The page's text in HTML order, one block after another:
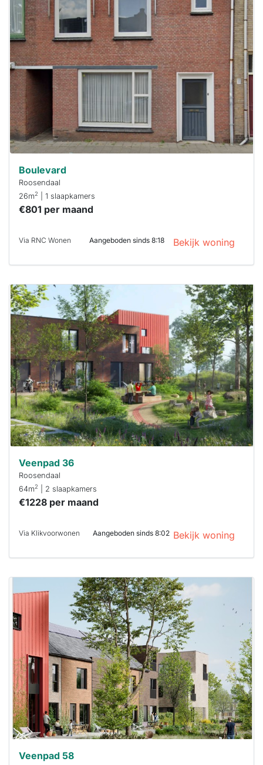
Deze woning
is
waarschijnlijk
al verhuurd
Om kans te
maken moet je
binnen 15
minuten
reageren.
Stekkies helpt
je hierbij!
Boulevard
Roosendaal
26m2 | 1 slaapkamers
€801 per maand
Via RNC Wonen Aangeboden sinds 8:18 Bekijk woning
Deze woning
waarschijnlijk
al verhuurd
Om kans te
maken moet je
binnen 15
minuten
reageren.
Stekkies helpt
je hierbij!
Veenpad 36
Roosendaal
64m2 | 2 slaapkamers
€1228 per maand
Via Klikvoorwonen Aangeboden sinds 8:02 Bekijk woning
Deze woning
waarschijnlijk
al verhuurd
Om kans te
maken moet je
binnen 15
minuten
reageren.
Stekkies helpt
je hierbij!
Veenpad 58